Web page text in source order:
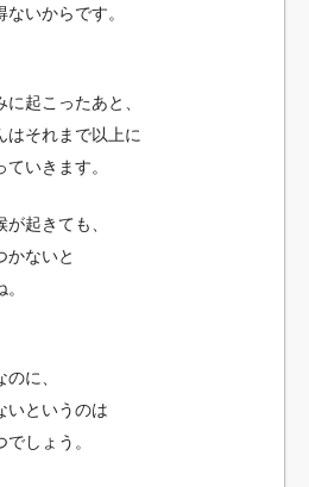
いからです。
起こったあと、
はそれまで以上に
いきます。
起きても、
かないと
に、
いというのは
しょう。